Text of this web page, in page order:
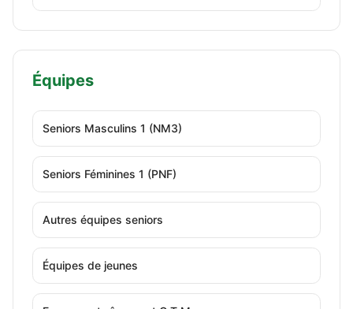
Équipes
Seniors Masculins 1 (NM3)
Seniors Féminines 1 (PNF)
Autres équipes seniors
Équipes de jeunes